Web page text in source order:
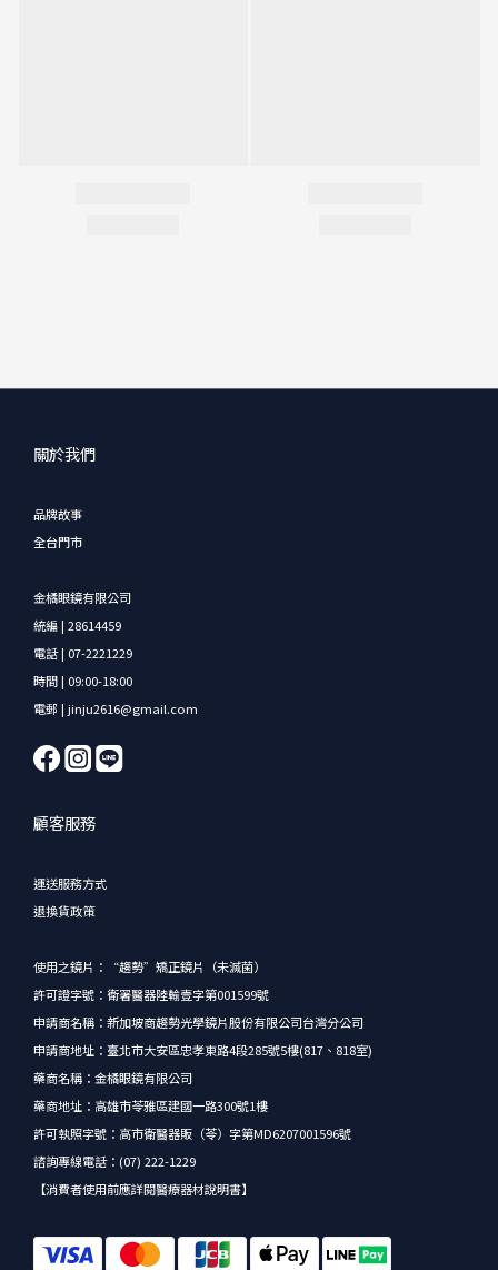
關於我們
品牌故事
全台門市
金橘眼鏡有限公司
統編 | 28614459
電話 | 07-2221229
時間 | 09:00-18:00
電郵 | jinju2616@gmail.com
顧客服務
運送服務方式
退換貨政策
使用之鏡片：“趨勢”矯正鏡片（未滅菌）
許可證字號：衛署醫器陸輸壹字第001599號
申請商名稱：新加坡商趨勢光學鏡片股份有限公司台灣分公司
申請商地址：臺北市大安區忠孝東路4段285號5樓(817、818室)
藥商名稱：金橘眼鏡有限公司
藥商地址：高雄市苓雅區建國一路300號1樓
許可執照字號：高市衛醫器販（苓）字第MD6207001596號
諮詢專線電話：(07) 222-1229
【消費者使用前應詳閱醫療器材說明書】